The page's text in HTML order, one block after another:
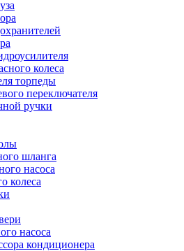
колеса
торпеды
переключателя
ручки
шланга
насоса
колеса
насоса
кондиционера